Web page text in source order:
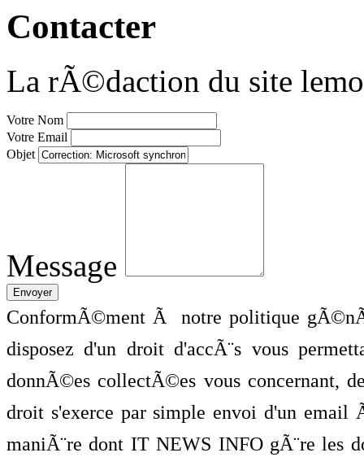
Contacter
La rÃ©daction du site
Votre Nom
Votre Email
Objet
Message
ConformÃ©ment Ã notre politique
disposez d'un droit d'accÃ¨s vous
donnÃ©es collectÃ©es vous concernant,
droit s'exerce par simple envoi d'un
maniÃ¨re dont IT NEWS INFO gÃ¨re les